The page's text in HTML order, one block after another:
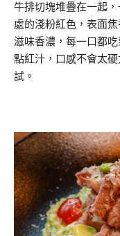
牛排切塊堆疊在一起
處的淺粉紅色，表面
滋味香濃，每一口都
點紅汁，口感不會太
試。